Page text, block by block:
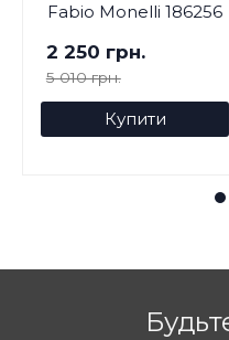
Fabio Monelli 186256
2 250 грн.
5 010 грн.
Купити